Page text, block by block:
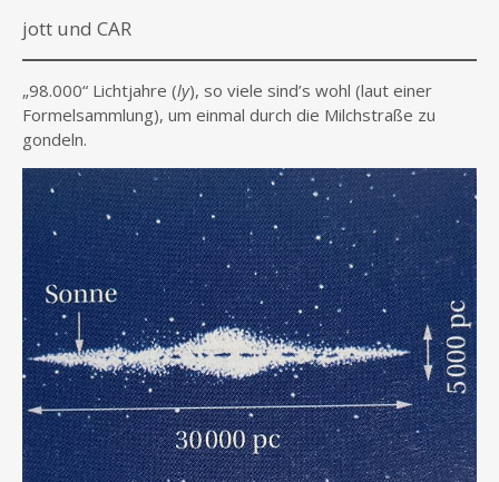
jott und CAR
„98.000“ Lichtjahre (ly), so viele sind’s wohl (laut einer
Formelsammlung), um einmal durch die Milchstraße zu
gondeln.